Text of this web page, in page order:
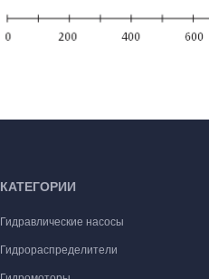
КАТЕГОРИИ
Гидравлические насосы
Гидрораспределители